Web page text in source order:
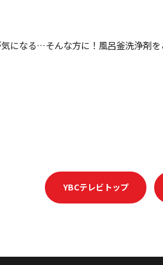
なる…そんな方に！風呂釜洗浄剤を
YBCテレビトップ